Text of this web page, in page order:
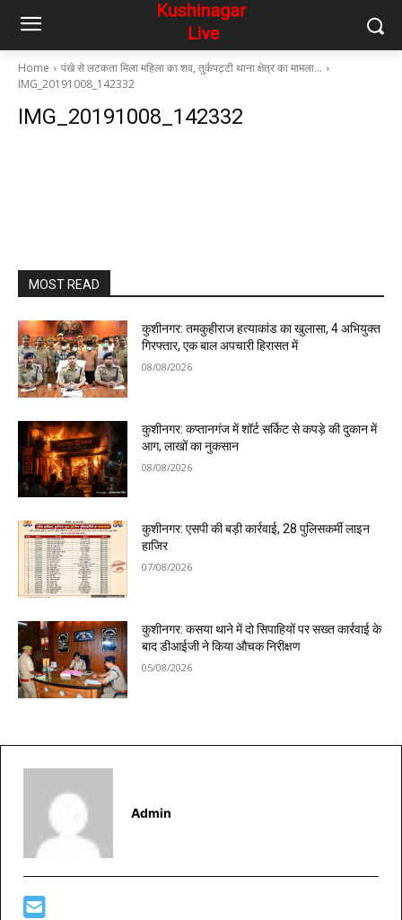
Home
पंखे से लटकता मिला महिला का शव, तुर्कपट्टी थाना क्षेत्र का मामला…
IMG_20191008_142332
IMG_20191008_142332
MOST READ
कुशीनगर: तमकुहीराज हत्याकांड का खुलासा, 4 अभियुक्त
गिरफ्तार, एक बाल अपचारी हिरासत में
08/08/2026
कुशीनगर: कप्तानगंज में शॉर्ट सर्किट से कपड़े की दुकान में
आग, लाखों का नुकसान
08/08/2026
कुशीनगर: एसपी की बड़ी कार्रवाई, 28 पुलिसकर्मी लाइन
हाजिर
07/08/2026
कुशीनगर: कसया थाने में दो सिपाहियों पर सख्त कार्रवाई के
बाद डीआईजी ने किया औचक निरीक्षण
05/08/2026
Admin